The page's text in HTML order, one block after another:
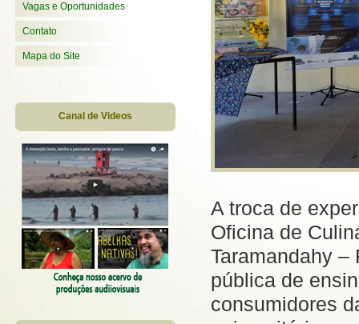
Vagas e Oportunidades
Contato
Mapa do Site
Canal de Videos
A troca de
Oficina de
Taramandahy –
pública de
consumidores